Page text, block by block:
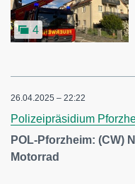
4
26.04.2025 – 22:22
Polizeipräsidium
POL-Pforzheim: (CW)
Motorrad